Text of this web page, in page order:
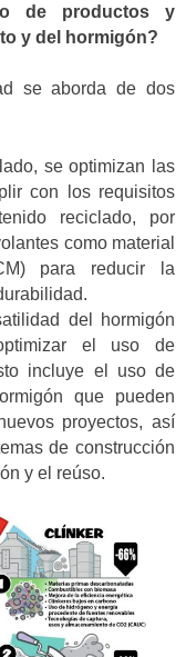
de productos y
y del hormigón?
se aborda de dos
se optimizan las
con los requisitos
reciclado, por
como material
para reducir la
del hormigón
el uso de
incluye el uso de
que pueden
proyectos, así
de construcción
y el reúso.